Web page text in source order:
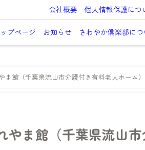
会社概要 個人情報保護につ
ップページ お知らせ さわやか倶楽部につ
館（千葉県流山市介護付き有料老人ホーム）
ま館（千葉県流山市